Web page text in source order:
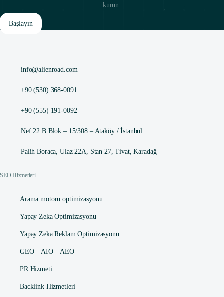
kurun.
Başlayın
info@alienroad.com
+90 (530) 368-0091
+90 (555) 191-0092
Nef 22 B Blok – 15/308 – Ataköy / İstanbul
Palih Boraca, Ulaz 22A, Stan 27, Tivat, Karadağ
SEO Hizmetleri
Arama motoru optimizasyonu
Yapay Zeka Optimizasyonu
Yapay Zeka Reklam Optimizasyonu
GEO – AIO – AEO
PR Hizmeti
Backlink Hizmetleri